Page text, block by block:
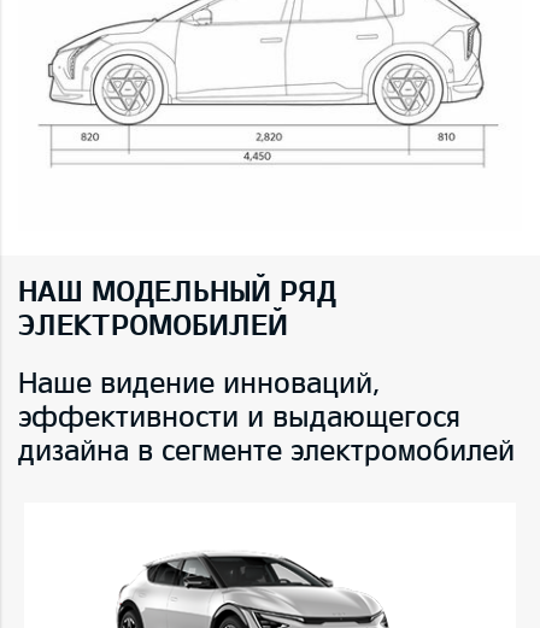
НАШ МОДЕЛЬНЫЙ РЯД
ЭЛЕКТРОМОБИЛЕЙ
Наше видение инноваций,
эффективности и выдающегося
дизайна в сегменте электромобилей